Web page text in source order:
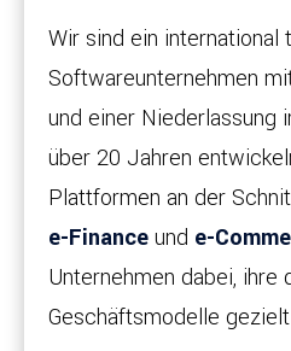
Wir sind ein international
Softwareunternehmen
und einer Niederlassung
über 20 Jahren
Plattformen an der
e-Financeund e-
Unternehmen dabei, ihre
Geschäftsmodelle